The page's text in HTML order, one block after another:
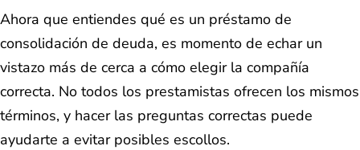
Ahora que entiendes qué es un préstamo de
consolidación de deuda, es momento de echar un
vistazo más de cerca a cómo elegir la compañía
correcta. No todos los prestamistas ofrecen los mismos
términos, y hacer las preguntas correctas puede
ayudarte a evitar posibles escollos.